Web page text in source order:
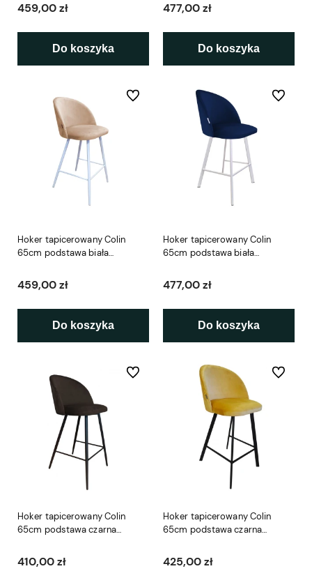
459,00 zł
Do koszyka
477,00 zł
Do koszyka
Hoker tapicerowany Colin
65cm podstawa biała
459,00 zł
Do koszyka
Do ulubionych
Hoker tapicerowany Colin
65cm podstawa biała
477,00 zł
Do koszyka
Do
Hoker tapicerowany Colin
65cm podstawa czarna
410,00 zł
Do ulubionych
Hoker tapicerowany Colin
65cm podstawa czarna
425,00 zł
Do